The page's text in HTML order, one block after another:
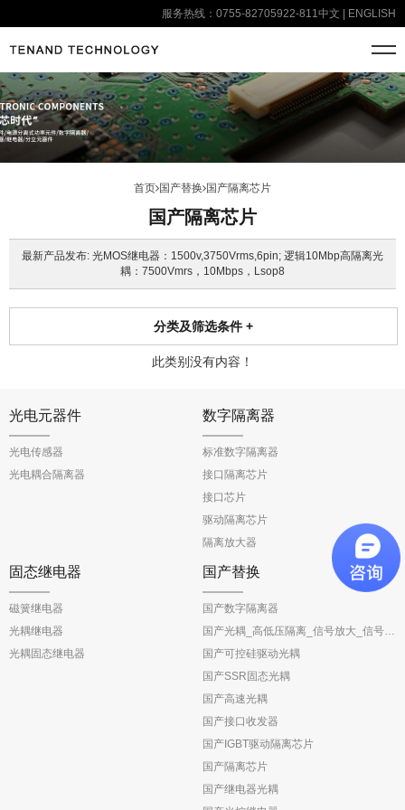
服务热线：0755-82705922-811中文 ENGLISH
首页 国产替换 国产隔离芯片
国产隔离芯片
最新产品发布: 光MOS继电器：1500v,3750Vrms,6pin; 逻辑10Mbp高隔离光
耦：7500Vmrs，10Mbps，Lsop8
分类及筛选条件 +
此类别没有内容！
光电元器件
光电传感器
光电耦合隔离器
数字隔离器
标准数字隔离器
接口隔离芯片
接口芯片
驱动隔离芯片
隔离放大器
固态继电器
磁簧继电器
光耦继电器
光耦固态继电器
国产替换
国产数字隔离器
国产光耦_高低压隔离_信号放大_信号反馈
国产可控硅驱动光耦
国产SSR固态光耦
国产高速光耦
国产接口收发器
国产IGBT驱动隔离芯片
国产隔离芯片
国产继电器光耦